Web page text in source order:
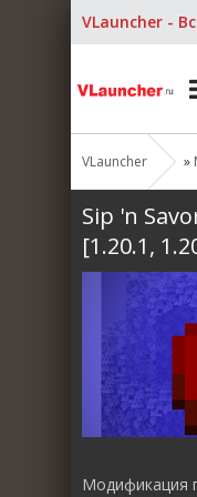
VLauncher -
VLauncher »
Sip 'n
[1.20.1,
Модификация